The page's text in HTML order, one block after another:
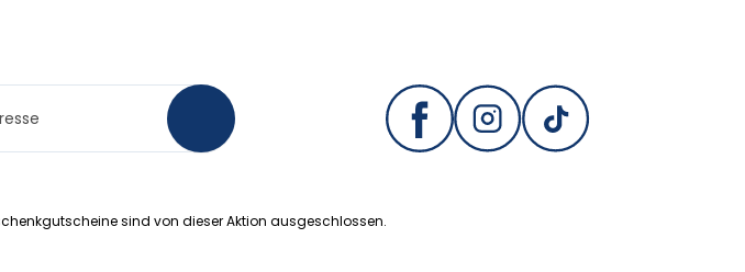
sind von dieser Aktion ausgeschlossen.